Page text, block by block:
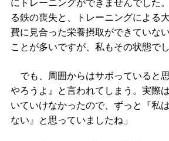
にトレーニングができませんでした
る鉄の喪失と、トレーニングによる
費に見合った栄養摂取ができていな
ことが多いですが、私もその状態でし
でも、周囲からはサボっていると
やろうよ』と言われてしまう。実際
いていけなかったので、ずっと『私
ない』と思っていましたね」